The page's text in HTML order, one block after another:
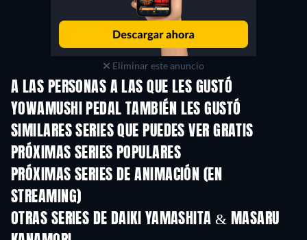
Eliminar este anuncio
A LAS PERSONAS A LAS QUE LES GUSTÓ
YOWAMUSHI PEDAL TAMBIÉN LES GUSTÓ
TV TV
SIMILARES SERIES QUE PUEDES VER GRATIS
TV TV
PRÓXIMAS SERIES POPULARES
TV
PRÓXIMAS SERIES DE ANIMACIÓN (EN
STREAMING)Temporada 2
OTRAS SERIES DE DAIKI YAMASHITA & MASARU